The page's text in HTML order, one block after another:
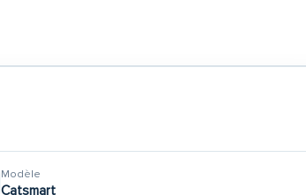
Modèle
Catsmart